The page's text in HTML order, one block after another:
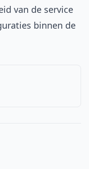
van de service
binnen de